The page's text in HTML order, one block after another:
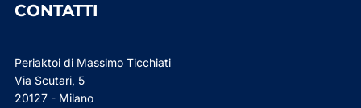
CONTATTI
Periaktoi di Massimo Ticchiati
Via Scutari, 5
20127 - Milano